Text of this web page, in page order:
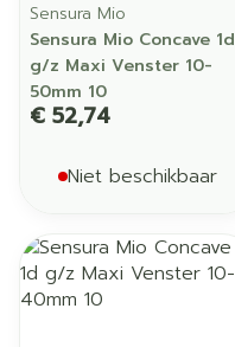
Sensura Mio
Sensura Mio Concave 1d
g/z Maxi Venster 10-
50mm 10
€ 52,74
Niet beschikbaar